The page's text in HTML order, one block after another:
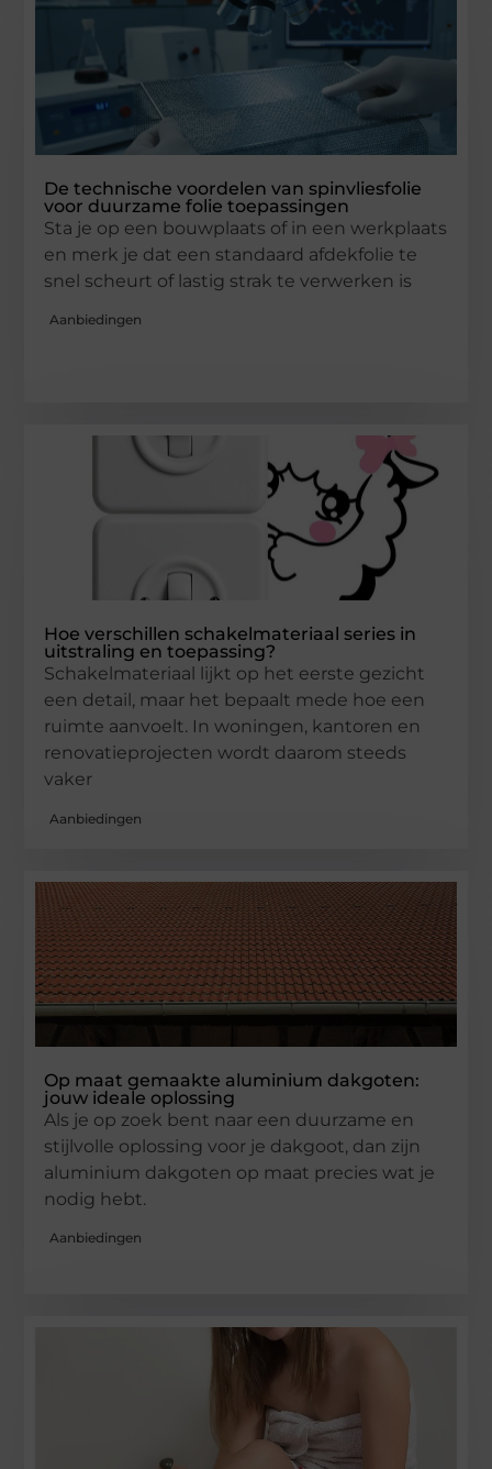
De technische voordelen van spinvliesfolie
voor duurzame folie toepassingen
Sta je op een bouwplaats of in een werkplaats
en merk je dat een standaard afdekfolie te
snel scheurt of lastig strak te verwerken is
Aanbiedingen
Hoe verschillen schakelmateriaal series in
uitstraling en toepassing?
Schakelmateriaal lijkt op het eerste gezicht
een detail, maar het bepaalt mede hoe een
ruimte aanvoelt. In woningen, kantoren en
renovatieprojecten wordt daarom steeds
vaker
Aanbiedingen
Op maat gemaakte aluminium dakgoten:
jouw ideale oplossing
Als je op zoek bent naar een duurzame en
stijlvolle oplossing voor je dakgoot, dan zijn
aluminium dakgoten op maat precies wat je
nodig hebt.
Aanbiedingen